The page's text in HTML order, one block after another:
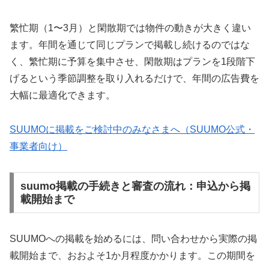
繁忙期（1〜3月）と閑散期では物件の動きが大きく違い
ます。年間を通じて同じプランで掲載し続けるのではな
く、繁忙期に予算を集中させ、閑散期はプランを1段階下
げるという季節調整を取り入れるだけで、年間の広告費を
大幅に最適化できます。
SUUMOに掲載をご検討中のみなさまへ（SUUMO公式・
事業者向け）
suumo掲載の手続きと審査の流れ：申込から掲
載開始まで
SUUMOへの掲載を始めるには、問い合わせから実際の掲
載開始まで、おおよそ1か月程度かかります。この期間を